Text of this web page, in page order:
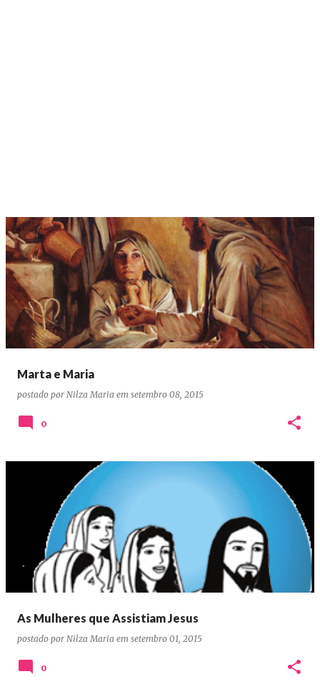
Marta e Maria
postado por Nilza Maria em setembro 08, 2015
0
As Mulheres que Assistiam Jesus
postado por Nilza Maria em setembro 01, 2015
0